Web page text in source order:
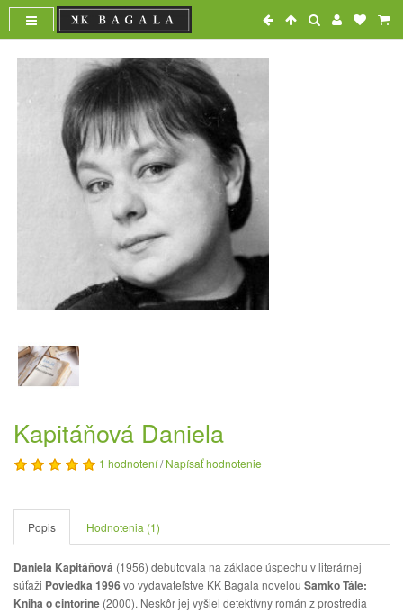
Kapitáňová Daniela
1 hodnotení/Napísať hodnotenie
Popis Hodnotenia (1)
Daniela Kapitáňová (1956) debutovala na základe úspechu v literárnej
súťaži Poviedka 1996vo vydavateľstve KK Bagala novelou Samko Tále:
Kniha o cintoríne (2000). Neskôr jej vyšiel detektívny román z prostredia